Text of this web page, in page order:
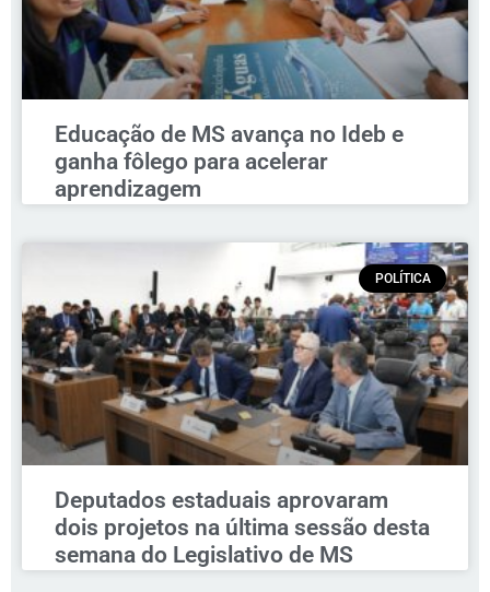
Educação de MS avança no Ideb e
ganha fôlego para acelerar
aprendizagem
POLÍTICA
Deputados estaduais aprovaram
dois projetos na última sessão desta
semana do Legislativo de MS